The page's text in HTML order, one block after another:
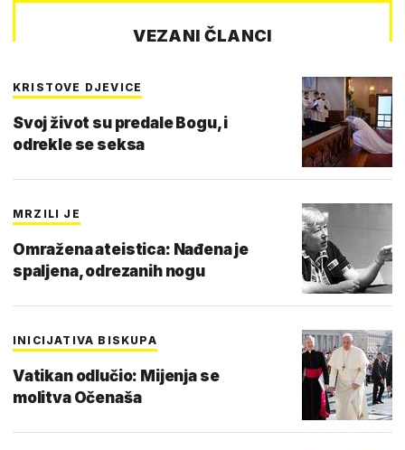
VEZANI ČLANCI
KRISTOVE DJEVICE
Svoj život su predale Bogu, i
odrekle se seksa
MRZILI JE
Omražena ateistica: Nađena je
spaljena, odrezanih nogu
INICIJATIVA BISKUPA
Vatikan odlučio: Mijenja se
molitva Očenaša